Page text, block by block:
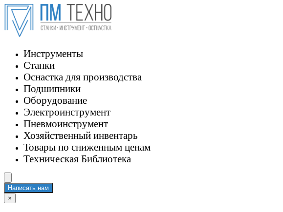
Инструменты
Станки
Оснастка для производства
Подшипники
Оборудование
Электроинструмент
Пневмоинструмент
Хозяйственный инвентарь
Товары по сниженным ценам
Техническая Библиотека
Написать нам
×